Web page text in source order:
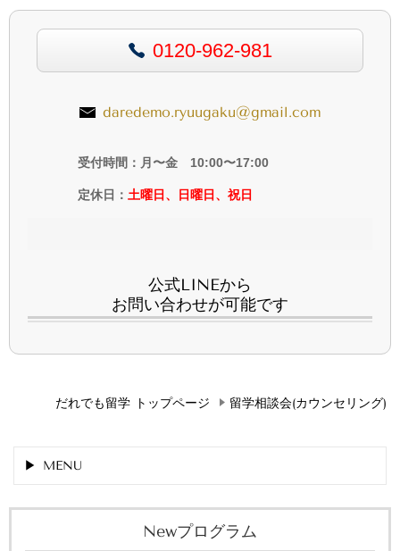
0120-962-981
daredemo.ryuugaku@gmail.com
受付時間：月〜金 10:00〜17:00
定休日： 土曜日、日曜日、祝日
公式LINEから
お問い合わせが可能です
だれでも留学 トップページ 留学相談会(カウンセリング)
MENU
Newプログラム